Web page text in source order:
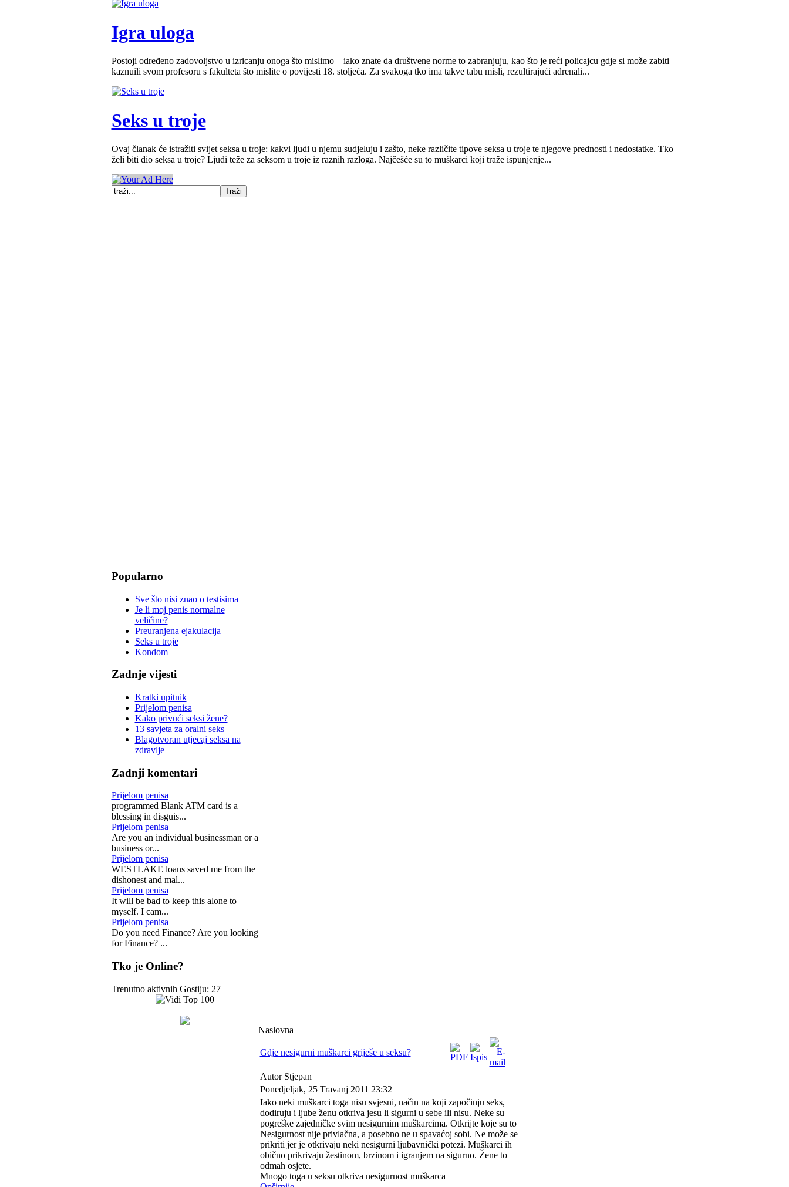
Igra uloga
Postoji određeno zadovoljstvo u izricanju onoga što mislimo – iako znate da društvene norme to zabranjuju, kao što je reći policajcu gdje si može zabiti
kaznuili svom profesoru s fakulteta što mislite o povijesti 18. stoljeća. Za svakoga tko ima takve tabu misli, rezultirajući adrenali...
Seks u troje
Ovaj članak će istražiti svijet seksa u troje: kakvi ljudi u njemu sudjeluju i zašto, neke različite tipove seksa u troje te njegove prednosti i nedostatke. Tko
želi biti dio seksa u troje? Ljudi teže za seksom u troje iz raznih razloga. Najčešće su to muškarci koji traže ispunjenje...
Popularno
Sve što nisi znao o testisima
Je li moj penis normalne
veličine?
Preuranjena ejakulacija
Seks u troje
Kondom
Zadnje vijesti
Kratki upitnik
Prijelom penisa
Kako privući seksi žene?
13 savjeta za oralni seks
Blagotvoran utjecaj seksa na
zdravlje
Zadnji komentari
Prijelom penisa
programmed Blank ATM card is a
blessing in disguis...
Prijelom penisa
Are you an individual businessman or a
business or...
Prijelom penisa
WESTLAKE loans saved me from the
dishonest and mal...
Prijelom penisa
It will be bad to keep this alone to
myself. I cam...
Prijelom penisa
Do you need Finance? Are you looking
for Finance? ...
Tko je Online?
Trenutno aktivnih Gostiju: 27
Naslovna
Gdje nesigurni muškarci griješe u seksu?
Autor Stjepan
Ponedjeljak, 25 Travanj 2011 23:32
Iako neki muškarci toga nisu svjesni, način na koji započinju seks,
dodiruju i ljube ženu otkriva jesu li sigurni u sebe ili nisu. Neke su
pogreške zajedničke svim nesigurnim muškarcima. Otkrijte koje su to
Nesigurnost nije privlačna, a posebno ne u spavaćoj sobi. Ne može se
prikriti jer je otkrivaju neki nesigurni ljubavnički potezi. Muškarci ih
obično prikrivaju žestinom, brzinom i igranjem na sigurno. Žene to
odmah osjete.
Mnogo toga u seksu otkriva nesigurnost muškarca